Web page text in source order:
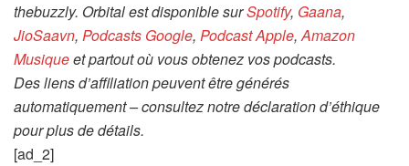
thebuzzly. Orbital est disponible surSpotify, Gaana,
JioSaavn, Podcasts Google, Podcast Apple,Amazon
Musiqueet partout où vous obtenez vos podcasts.
Des liens d’affiliation peuvent être générés
automatiquement – consultez notre déclaration d’éthique
pour plus de détails.
[ad_2]